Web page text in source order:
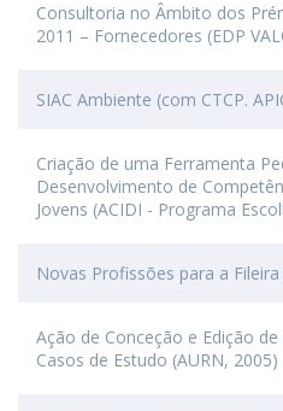
Consultoria no Âmbito dos
2011 – Fornecedores (EDP
SIAC Ambiente (com CTCP.
Criação de uma Ferramenta
Desenvolvimento de
Jovens (ACIDI - Programa
Novas Profissões para a
Ação de Conceção e Edição
Casos de Estudo (AURN, 2005)